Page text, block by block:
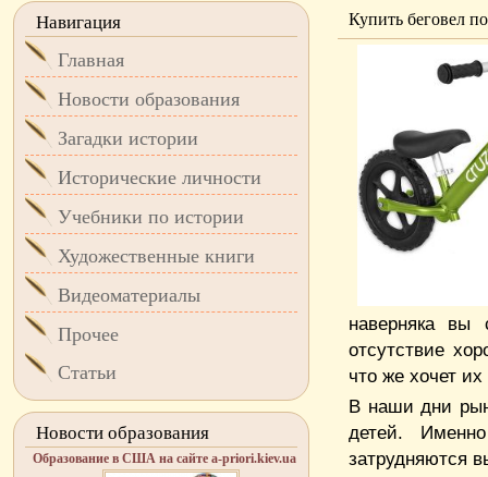
Купить беговел
наверняка вы
отсутствие
что же хочет
В наши дни
детей.
затрудняются
Навигация
Главная
Новости образования
Загадки истории
Исторические личности
Учебники по истории
Художественные книги
Видеоматериалы
Прочее
Статьи
Новости образования
Образование в США на сайте a-priori.kiev.ua